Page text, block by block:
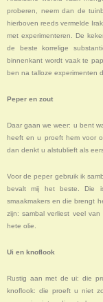
proberen, neem dan de
hierboven reeds vermelde
met experimenteren. De
de beste korrelige
binnenkant wordt vaak te
ben na talloze experimenten
Peper en zout
Daar gaan we weer: u bent
heeft en u proeft hem voor
dan denkt u alstublieft als
Voor de peper gebruik ik
bevalt mij het beste. Die
smaakmakers en die brengt
zijn: sambal verliest veel
hete olie.
Ui en knoflook
Rustig aan met de ui: die
knoflook: die proeft u niet